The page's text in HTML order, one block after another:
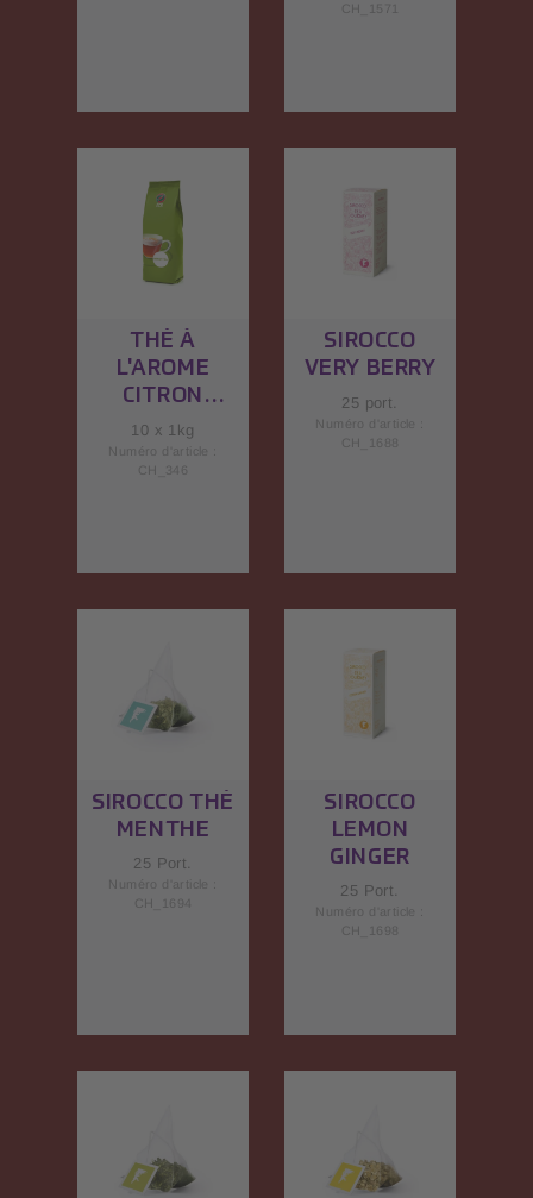
CH_1571
THÉ À
L'AROME
CITRON
(INSTANTAN
É)
10 x 1kg
Numéro d'article :
CH_346
SIROCCO
VERY BERRY
25 port.
Numéro d'article :
CH_1688
SIROCCO THÉ
MENTHE
25 Port.
Numéro d'article :
CH_1694
SIROCCO
LEMON
GINGER
25 Port.
Numéro d'article :
CH_1698